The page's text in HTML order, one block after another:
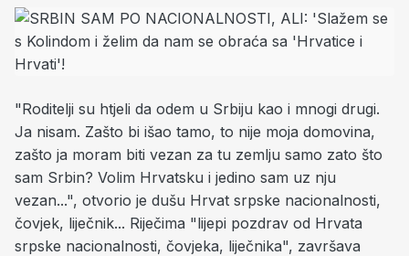
"Roditelji su htjeli da odem u Srbiju kao i mnogi drugi.
Ja nisam. Zašto bi išao tamo, to nije moja domovina,
zašto ja moram biti vezan za tu zemlju samo zato što
sam Srbin? Volim Hrvatsku i jedino sam uz nju
vezan...", otvorio je dušu Hrvat srpske nacionalnosti,
čovjek, liječnik... Riječima "lijepi pozdrav od Hrvata
srpske nacionalnosti, čovjeka, liječnika", završava